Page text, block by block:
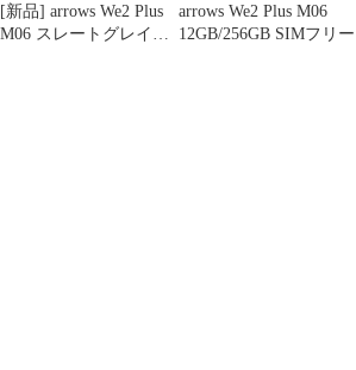
[新品] arrows We2 Plus
M06 スレートグレイ
arrows We2 Plus M06
12GB/256GB SIMフリー